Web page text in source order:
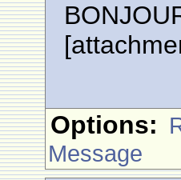
Options:
Message